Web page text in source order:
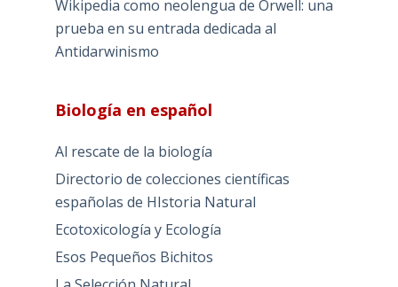
Wikipedia como neolengua de Orwell: una
prueba en su entrada dedicada al
Antidarwinismo
Biología en español
Al rescate de la biología
Directorio de colecciones científicas
españolas de HIstoria Natural
Ecotoxicología y Ecología
Esos Pequeños Bichitos